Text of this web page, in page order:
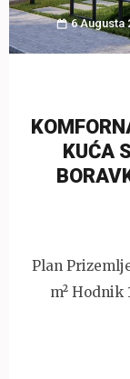
6 Augusta
KUĆA
Plan
m² Hodnik